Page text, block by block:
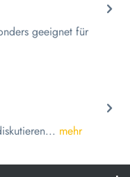
geeignet für
mehr